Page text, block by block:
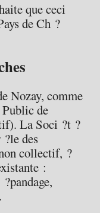
que ceci
de Ch ?
Nozay, comme
de
La Soci ?t ?
des
collectif, ?
: